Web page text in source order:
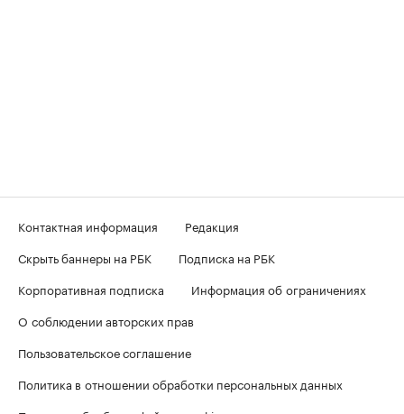
Контактная информация
Редакция
Скрыть баннеры на РБК
Подписка на РБК
Корпоративная подписка
Информация об ограничениях
О соблюдении авторских прав
Пользовательское соглашение
Политика в отношении обработки персональных данных